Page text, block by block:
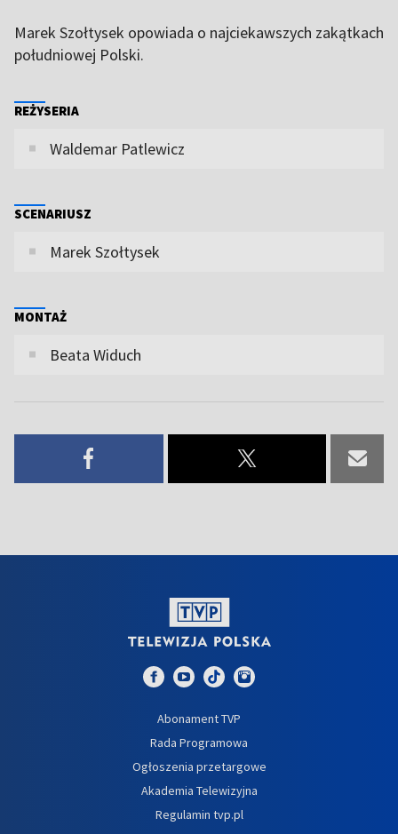
Marek Szołtysek opowiada o najciekawszych zakątkach
południowej Polski.
REŻYSERIA
Waldemar Patlewicz
SCENARIUSZ
Marek Szołtysek
MONTAŻ
Beata Widuch
Abonament TVP
Rada Programowa
Ogłoszenia przetargowe
Akademia Telewizyjna
Regulamin tvp.pl